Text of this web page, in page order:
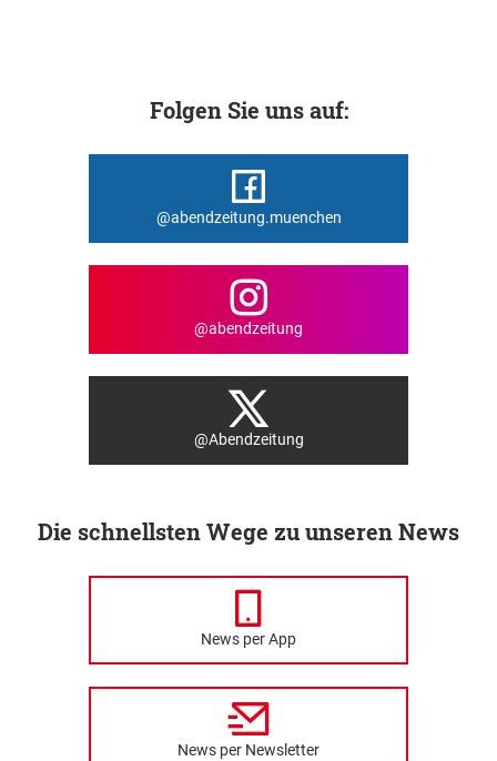
Folgen Sie uns auf:
@abendzeitung.muenchen
@abendzeitung
@Abendzeitung
Die schnellsten Wege zu unseren News
News per App
News per Newsletter